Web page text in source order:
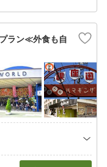
ラン≪外食も自